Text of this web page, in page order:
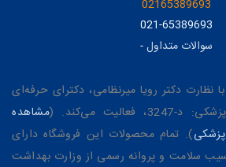
02165389693
021-65389693
سوالات متداول-
نظارت دکتر رویا میرنظامی، دکترای حرفه‌ای
می‌کند. (
مشاهده
). تمام محصولات این فروشگاه دارای
سلامت و پروانه رسمی از وزارت بهداشت